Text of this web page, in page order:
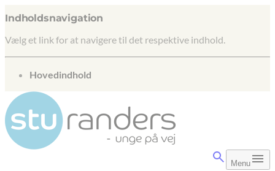
Indholdsnavigation
Vælg et link for at navigere til det respektive indhold.
gå til
Hovedindhold
Menu